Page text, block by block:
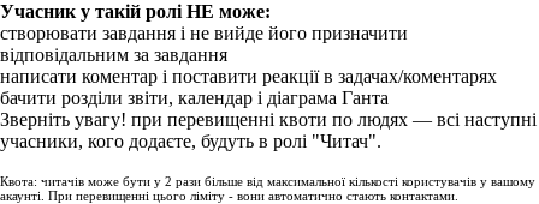
Учасник у такій ролі НЕ може:
створювати завдання і не вийде його призначити
відповідальним за завдання
написати коментар і поставити реакції в задачах/коментарях
бачити розділи звіти, календар і діаграма Ганта
Зверніть увагу! при перевищенні квоти по людях — всі наступні
учасники, кого додаєте, будуть в ролі "Читач".
Квота: читачів може бути у 2 рази більше від максимальної кількості користувачів у вашому
акаунті. При перевищенні цього ліміту - вони автоматично стають контактами.